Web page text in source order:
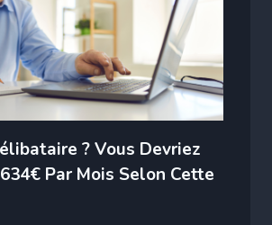
? Vous Devriez
Par Mois Selon Cette